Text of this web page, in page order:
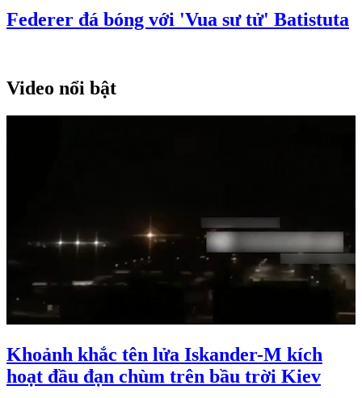
Federer đá bóng với 'Vua sư tử' Batistuta
Video nổi bật
Khoảnh khắc tên lửa Iskander-M kích
hoạt đầu đạn chùm trên bầu trời Kiev